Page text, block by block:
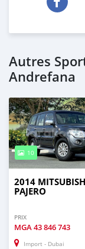
Autres
Andrefana
10
2014
PAJERO
PRIX
MGA43 846 743
Import - Dubai